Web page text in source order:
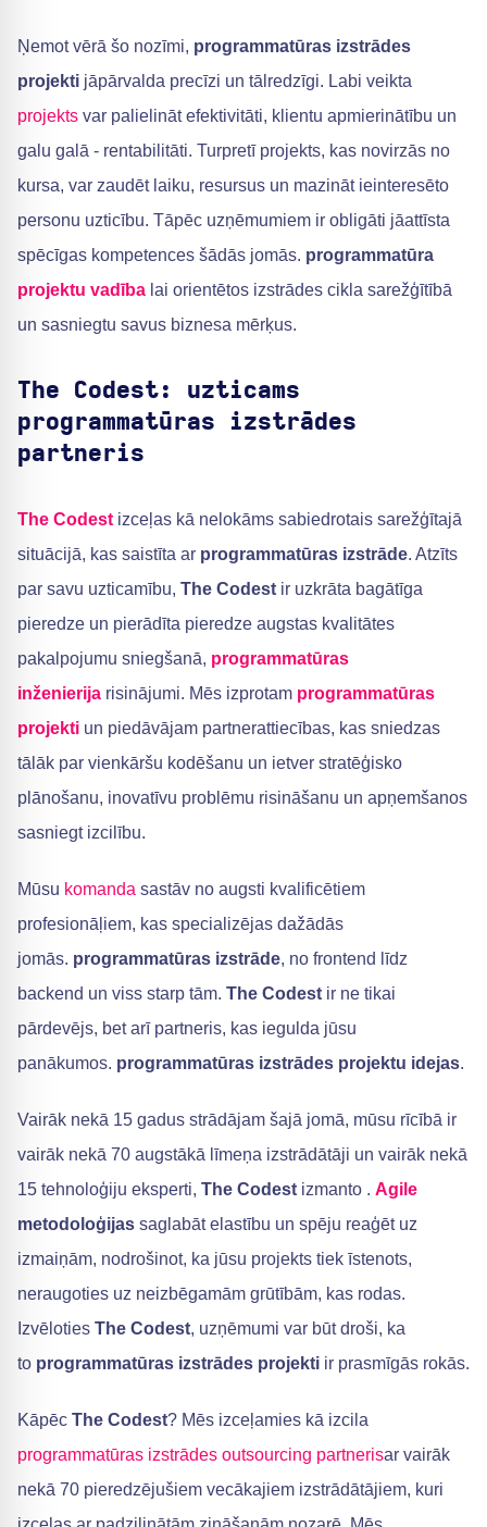
Ņemot vērā šo nozīmi, programmatūras izstrādes
projekti jāpārvalda precīzi un tālredzīgi. Labi veikta
projekts var palielināt efektivitāti, klientu apmierinātību un
galu galā - rentabilitāti. Turpretī projekts, kas novirzās no
kursa, var zaudēt laiku, resursus un mazināt ieinteresēto
personu uzticību. Tāpēc uzņēmumiem ir obligāti jāattīsta
spēcīgas kompetences šādās jomās. programmatūra
projektu vadība lai orientētos izstrādes cikla sarežģītībā
un sasniegtu savus biznesa mērķus.
The Codest: uzticams
programmatūras izstrādes
partneris
The Codest izceļas kā nelokāms sabiedrotais sarežģītajā
situācijā, kas saistīta ar programmatūras izstrāde. Atzīts
par savu uzticamību, The Codest ir uzkrāta bagātīga
pieredze un pierādīta pieredze augstas kvalitātes
pakalpojumu sniegšanā, programmatūras
inženierija risinājumi. Mēs izprotam programmatūras
projekti un piedāvājam partnerattiecības, kas sniedzas
tālāk par vienkāršu kodēšanu un ietver stratēģisko
plānošanu, inovatīvu problēmu risināšanu un apņemšanos
sasniegt izcilību.
Mūsu komanda sastāv no augsti kvalificētiem
profesionāļiem, kas specializējas dažādās
jomās. programmatūras izstrāde, no frontend līdz
backend un viss starp tām. The Codest ir ne tikai
pārdevējs, bet arī partneris, kas iegulda jūsu
panākumos. programmatūras izstrādes projektu idejas.
Vairāk nekā 15 gadus strādājam šajā jomā, mūsu rīcībā ir
vairāk nekā 70 augstākā līmeņa izstrādātāji un vairāk nekā
15 tehnoloģiju eksperti, The Codest izmanto . Agile
metodoloģijas saglabāt elastību un spēju reaģēt uz
izmaiņām, nodrošinot, ka jūsu projekts tiek īstenots,
neraugoties uz neizbēgamām grūtībām, kas rodas.
Izvēloties The Codest, uzņēmumi var būt droši, ka
to programmatūras izstrādes projekti ir prasmīgās rokās.
Kāpēc The Codest? Mēs izceļamies kā izcila
programmatūras izstrādes outsourcing partnerisar vairāk
nekā 70 pieredzējušiem vecākajiem izstrādātājiem, kuri